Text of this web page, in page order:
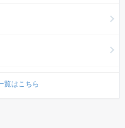
覧はこちら